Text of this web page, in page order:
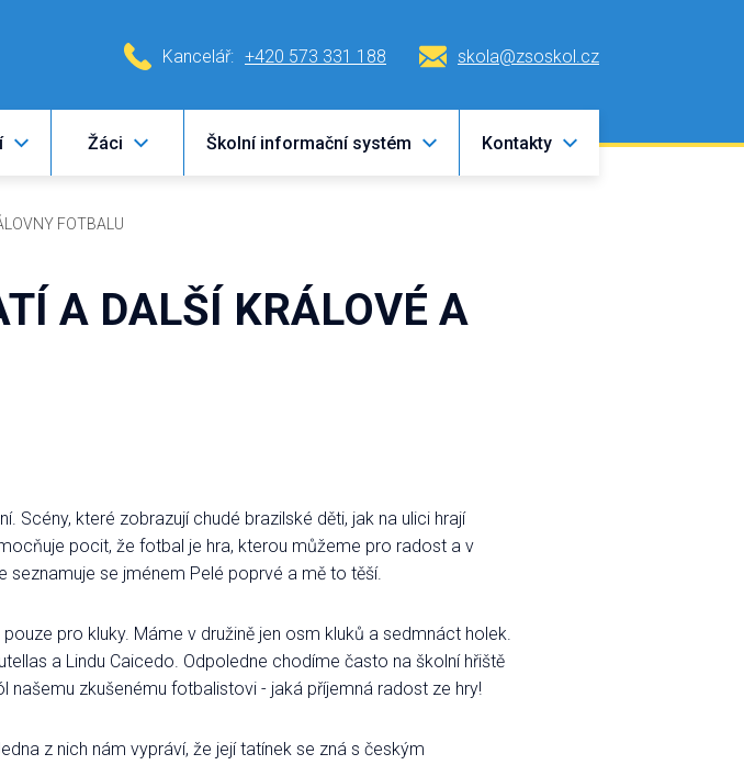
Kancelář: +420 573 331 188 skola@zsoskol.cz
Žáci Školní informační systém Kontakty
FOTBALU
A DALŠÍ KRÁLOVÉ A
Scény, které zobrazují chudé brazilské děti, jak na ulici hrají
pocit, že fotbal je hra, kterou můžeme pro radost a v
seznamuje se jménem Pelé poprvé a mě to těší.
pro kluky. Máme v družině jen osm kluků a sedmnáct holek.
a Lindu Caicedo. Odpoledne chodíme často na školní hřiště
zkušenému fotbalistovi - jaká příjemná radost ze hry!
z nich nám vypráví, že její tatínek se zná s českým